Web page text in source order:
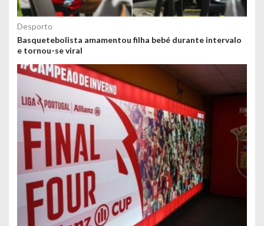
Desporto
Basquetebolista amamentou filha bebé durante intervalo
e tornou-se viral